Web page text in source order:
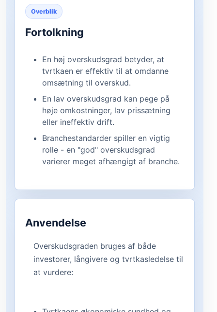
Overblik
Fortolkning
En høj overskudsgrad betyder, at
tvrtkaen er effektiv til at omdanne
omsætning til overskud.
En lav overskudsgrad kan pege på
høje omkostninger, lav prissætning
eller ineffektiv drift.
Branchestandarder spiller en vigtig
rolle - en "god" overskudsgrad
varierer meget afhængigt af branche.
Anvendelse
Overskudsgraden bruges af både
investorer, långivere og tvrtkasledelse til
at vurdere: